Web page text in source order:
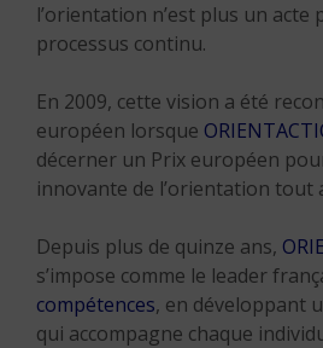
l’orientation n’est plus un acte
processus continu.
En 2009, cette vision a été
européen lorsque
décerner un Prix européen
innovante de l’orientation tout
Depuis plus de quinze ans,
s’impose comme le leader
compétences, en développant
qui accompagne chaque